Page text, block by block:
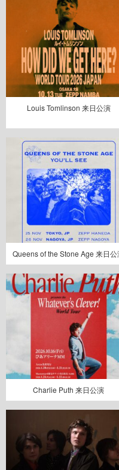
Louis Tomlinson 来日公演
Queens of the Stone Age 来日公
Charlie Puth 来日公演